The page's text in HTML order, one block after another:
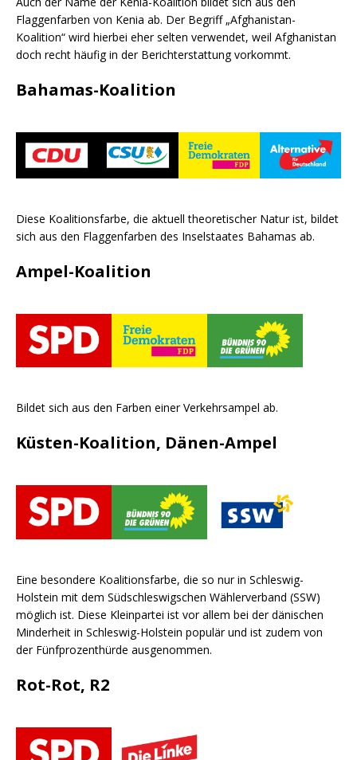
Flaggenfarben von Kenia ab. Der Begriff „Afghanistan-
Koalition“ wird hierbei eher selten verwendet, weil Afghanistan
doch recht häufig in der Berichterstattung vorkommt.
Bahamas-Koalition
Diese Koalitionsfarbe, die aktuell theoretischer Natur ist, bildet
sich aus den Flaggenfarben des Inselstaates Bahamas ab.
Ampel-Koalition
Bildet sich aus den Farben einer Verkehrsampel ab.
Küsten-Koalition, Dänen-Ampel
Eine besondere Koalitionsfarbe, die so nur in Schleswig-
Holstein mit dem Südschleswigschen Wählerverband (SSW)
möglich ist. Diese Kleinpartei ist vor allem bei der dänischen
Minderheit in Schleswig-Holstein populär und ist zudem von
der Fünfprozenthürde ausgenommen.
Rot-Rot, R2